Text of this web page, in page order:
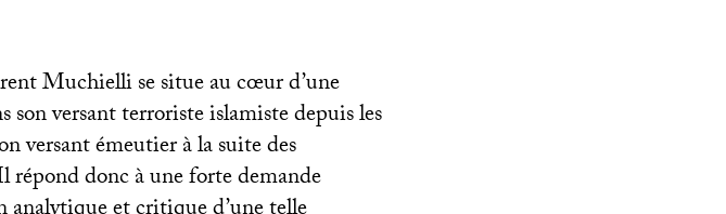
Muchielli se situe au cœur d’une
versant terroriste islamiste depuis les
versant émeutier à la suite des
répond donc à une forte demande